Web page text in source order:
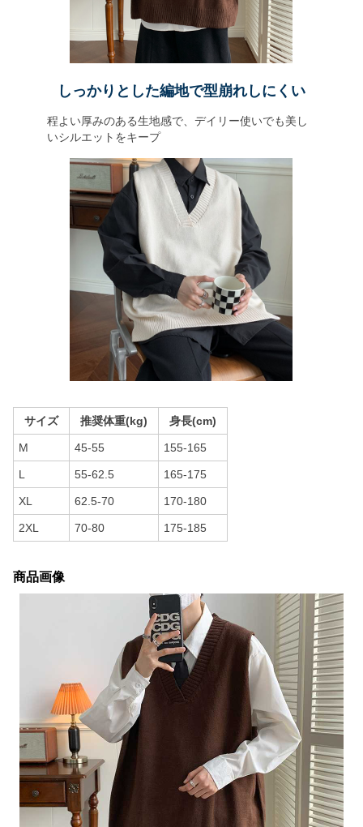
しっかりとした編地で型崩れしにくい
程よい厚みのある生地感で、デイリー使いでも美し
いシルエットをキープ
サイズ 推奨体重(kg) 身長(cm)
M 45-55 155-165
L 55-62.5 165-175
XL 62.5-70 170-180
2XL 70-80 175-185
商品画像